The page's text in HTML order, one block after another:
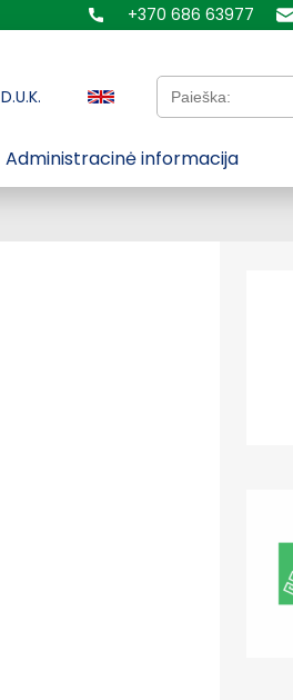
+370 686 63977
D.U.K. Paieška:
Administracinė informacija